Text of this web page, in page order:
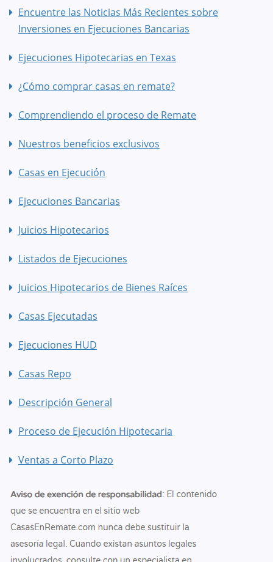
Encuentre las Noticias Más Recientes sobre
Inversiones en Ejecuciones Bancarias
Ejecuciones Hipotecarias en Texas
¿Cómo comprar casas en remate?
Comprendiendo el proceso de Remate
Nuestros beneficios exclusivos
Casas en Ejecución
Ejecuciones Bancarias
Juicios Hipotecarios
Listados de Ejecuciones
Juicios Hipotecarios de Bienes Raíces
Casas Ejecutadas
Ejecuciones HUD
Casas Repo
Descripción General
Proceso de Ejecución Hipotecaria
Ventas a Corto Plazo